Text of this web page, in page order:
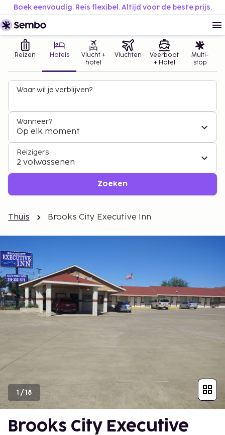
Boek eenvoudig. Reis flexibel. Altijd voor de beste prijs.
Reizen Hotels
Vlucht +
hotel
Vluchten
Veerboot
+ Hotel
Multi-
stop
Waar wil je verblijven?
Wanneer?
Op elk moment
Reizigers
2 volwassenen
Zoeken
Thuis Brooks City Executive Inn
1 /18
Brooks City Executive